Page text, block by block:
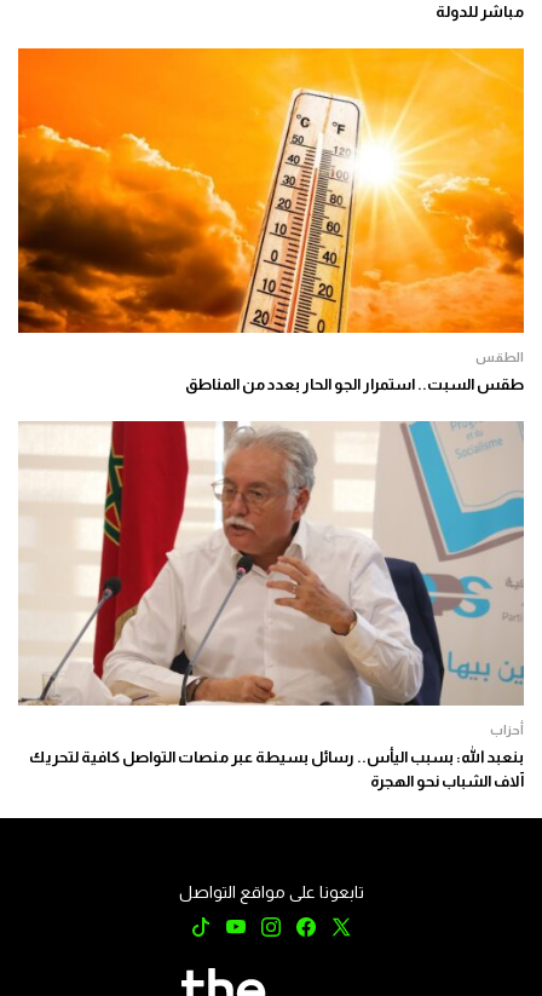
مباشر للدولة
الطقس
طقس السبت.. استمرار الجو الحار بعدد من المناطق
أحزاب
بنعبد الله: بسبب اليأس.. رسائل بسيطة عبر منصات التواصل كافية لتحريك
آلاف الشباب نحو الهجرة
تابعونا على مواقع التواصل